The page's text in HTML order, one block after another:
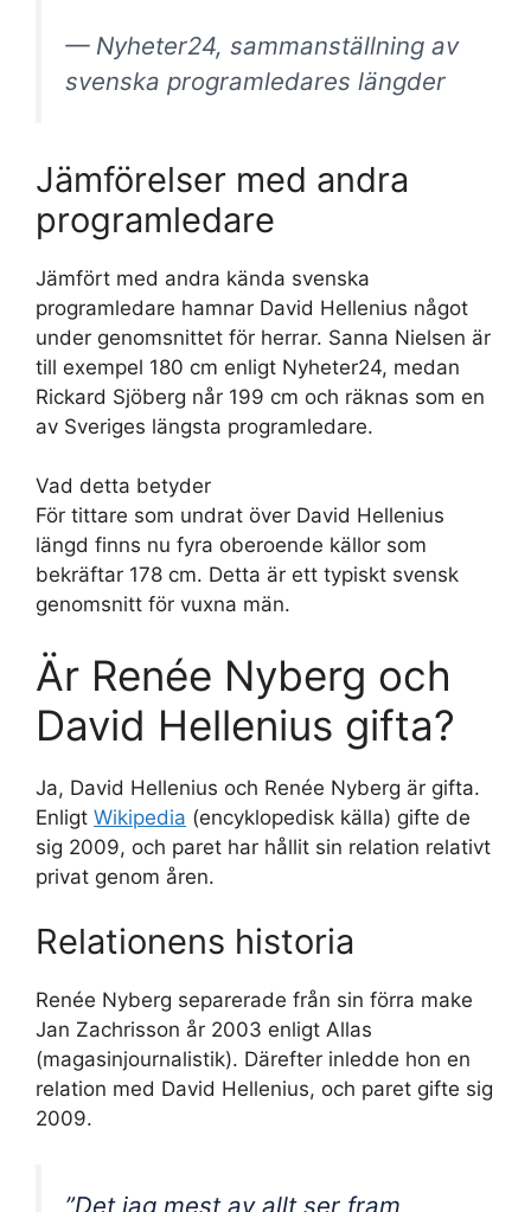
— Nyheter24, sammanställning av
svenska programledares längder
Jämförelser med andra
programledare
Jämfört med andra kända svenska
programledare hamnar David Hellenius något
under genomsnittet för herrar. Sanna Nielsen är
till exempel 180 cm enligt Nyheter24, medan
Rickard Sjöberg når 199 cm och räknas som en
av Sveriges längsta programledare.
Vad detta betyder
För tittare som undrat över David Hellenius
längd finns nu fyra oberoende källor som
bekräftar 178 cm. Detta är ett typiskt svensk
genomsnitt för vuxna män.
Är Renée Nyberg och
David Hellenius gifta?
Ja, David Hellenius och Renée Nyberg är gifta.
Enligt Wikipedia (encyklopedisk källa) gifte de
sig 2009, och paret har hållit sin relation relativt
privat genom åren.
Relationens historia
Renée Nyberg separerade från sin förra make
Jan Zachrisson år 2003 enligt Allas
(magasinjournalistik). Därefter inledde hon en
relation med David Hellenius, och paret gifte sig
2009.
”Det jag mest av allt ser fram